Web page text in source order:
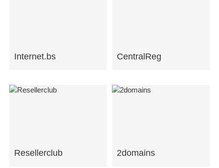
Internet.bs CentralReg
Resellerclub 2domains